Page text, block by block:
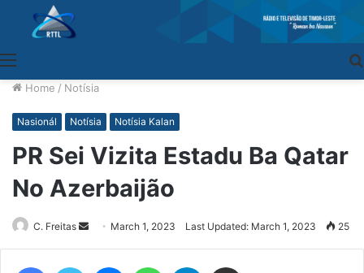
Home / Notísia
Nasionál Notísia Notísia Kalan
PR Sei Vizita Estadu Ba Qatar
No Azerbaijão
C. Freitas
Send
an
email
March 1, 2023 Last Updated: March 1, 2023 25